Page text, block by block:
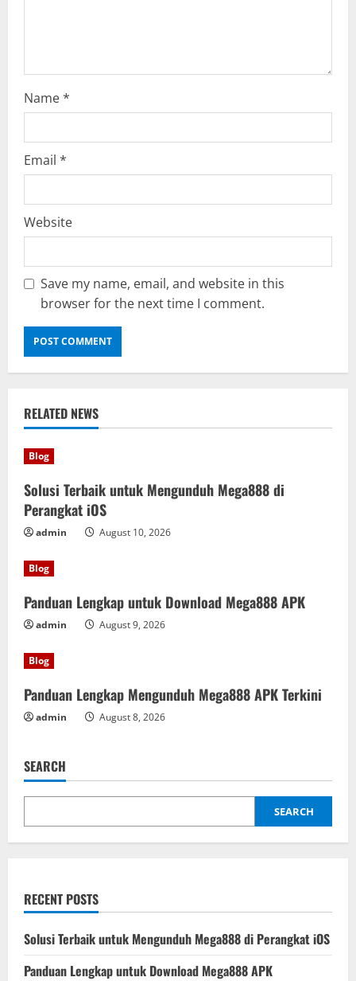
g
Name*
Email *
Website
Save my name, email, and website in this
browser for the next time I comment.
RELATED NEWS
Blog
Solusi Terbaik untuk Mengunduh Mega888 di
Perangkat iOS
admin August 10, 2026
Blog
Panduan Lengkap untuk Download Mega888 APK
admin August 9, 2026
Blog
Panduan Lengkap Mengunduh Mega888 APK Terkini
admin August 8, 2026
SEARCH
SEARCH
RECENT POSTS
Solusi Terbaik untuk Mengunduh Mega888 di Perangkat iOS
Panduan Lengkap untuk Download Mega888 APK